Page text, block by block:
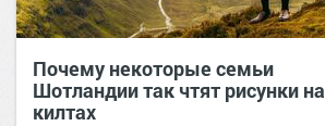
Почему некоторые семьи
Шотландии так чтят рисунки на
килтах